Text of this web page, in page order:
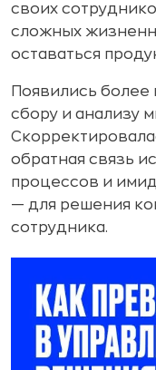
своих
сложных
оставаться
Появились
сбору и анализу
обратная связь
процессов и
— для решения
сотрудника.